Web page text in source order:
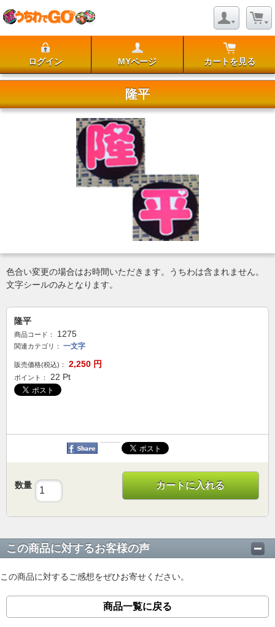
ログイン MYページ カートを見る
隆平
色合い変更の場合はお時間いただきます。うちわは含まれません。
文字シールのみとなります。
隆平
商品コード： 1275
関連カテゴリ： 一文字
販売価格(税込)： 2,250 円
ポイント： 22 Pt
数量 カートに入れる
この商品に対するお客様の声
この商品に対するご感想をぜひお寄せください。
商品一覧に戻る